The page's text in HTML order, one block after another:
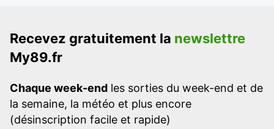
Recevez gratuitement la newslettre
My89.fr
Chaque week-end les sorties du week-end et de
la semaine, la météo et plus encore
(désinscription facile et rapide)